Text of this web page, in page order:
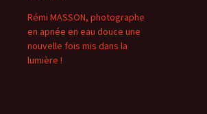
Rémi MASSON, photographe
en apnée en eau douce une
nouvelle fois mis dans la
lumière !